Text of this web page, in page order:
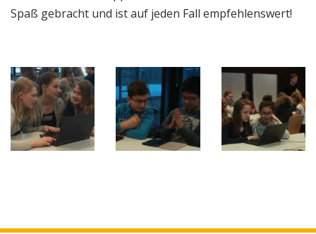
Spaß gebracht und ist auf jeden Fall empfehlenswert!